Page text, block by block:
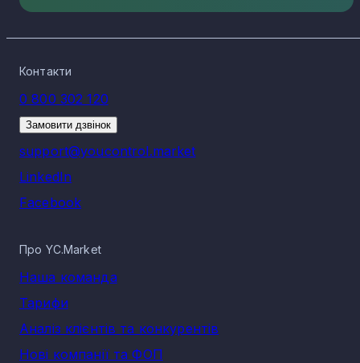
Контакти
0 800 302 120
Замовити дзвінок
support@youcontrol.market
LinkedIn
Facebook
Про YC.Market
Наша команда
Тарифи
Аналіз клієнтів та конкурентів
Нові компанії та ФОП